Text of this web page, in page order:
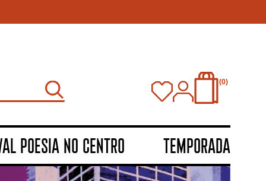
0
POESIA NO CENTRO TEMPORADA